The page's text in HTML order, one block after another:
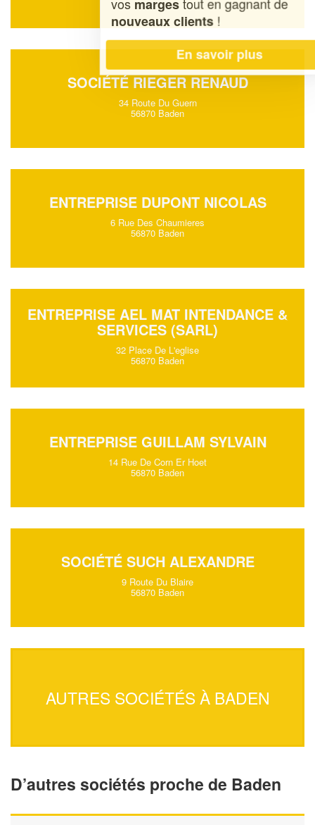
SOCIÉTÉ RIEGER RENAUD
34 Route Du Guern
56870 Baden
ENTREPRISE DUPONT NICOLAS
6 Rue Des Chaumieres
56870 Baden
ENTREPRISE AEL MAT INTENDANCE &
SERVICES (SARL)
32 Place De L'eglise
56870 Baden
ENTREPRISE GUILLAM SYLVAIN
14 Rue De Corn Er Hoet
56870 Baden
SOCIÉTÉ SUCH ALEXANDRE
9 Route Du Blaire
56870 Baden
AUTRES SOCIÉTÉS À BADEN
D’autres sociétés proche de Baden
marges
nouveaux clients!
En savoir plus